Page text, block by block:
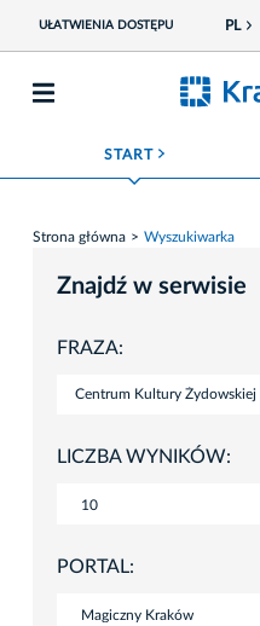
UŁATWIENIA DOSTĘPU PL
START ROZWIŃ MENU
Strona główna Wyszukiwarka
Znajdź w serwisie
FRAZA:
LICZBA WYNIKÓW:
PORTAL: